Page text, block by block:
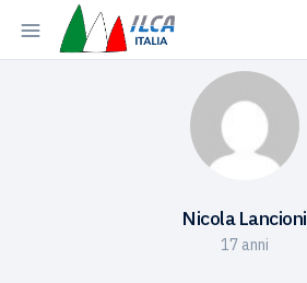
Nicola Lancioni
17 anni